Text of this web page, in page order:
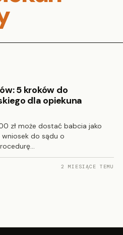
5 kroków do
dla opiekuna
zł może dostać babcia jako
do sądu o
2 MIESIĄCE TEMU